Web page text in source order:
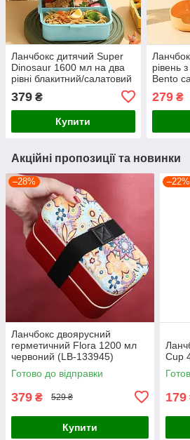
Ланчбокс дитячий Super
Dinosaur 1600 мл на два
рівні блакитний/салатовий
379 ₴
Купити
рівень
Bento
279₴
Акційні пропозиції та новинки
–28%
Ланчбокс двоярусний
герметичний Flora 1200 мл
червоний (LB-133945)
Готово до відправки
379 ₴ 529 ₴
Купити
–22%
Cup
179